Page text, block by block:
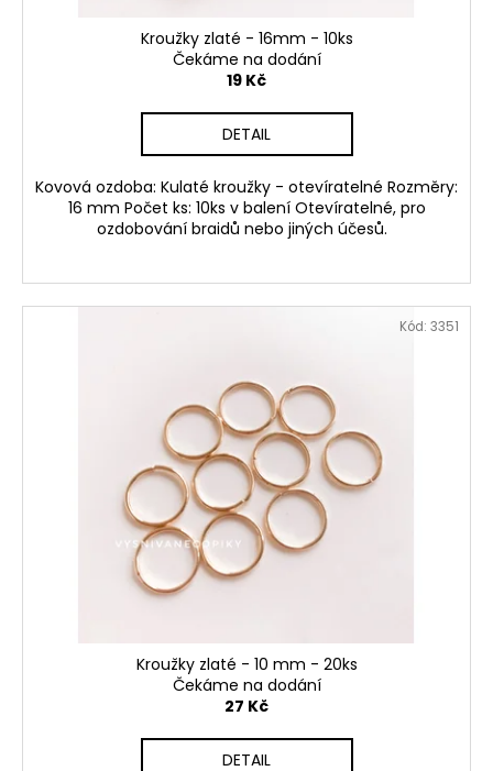
Kroužky zlaté - 16mm - 10ks
Čekáme na dodání
19 Kč
DETAIL
Kovová ozdoba: Kulaté kroužky - otevíratelné Rozměry:
16 mm Počet ks: 10ks v balení Otevíratelné, pro
ozdobování braidů nebo jiných účesů.
Kroužky zlaté - 10 mm - 20ks
Čekáme na dodání
27 Kč
DETAIL
Kód: 3351